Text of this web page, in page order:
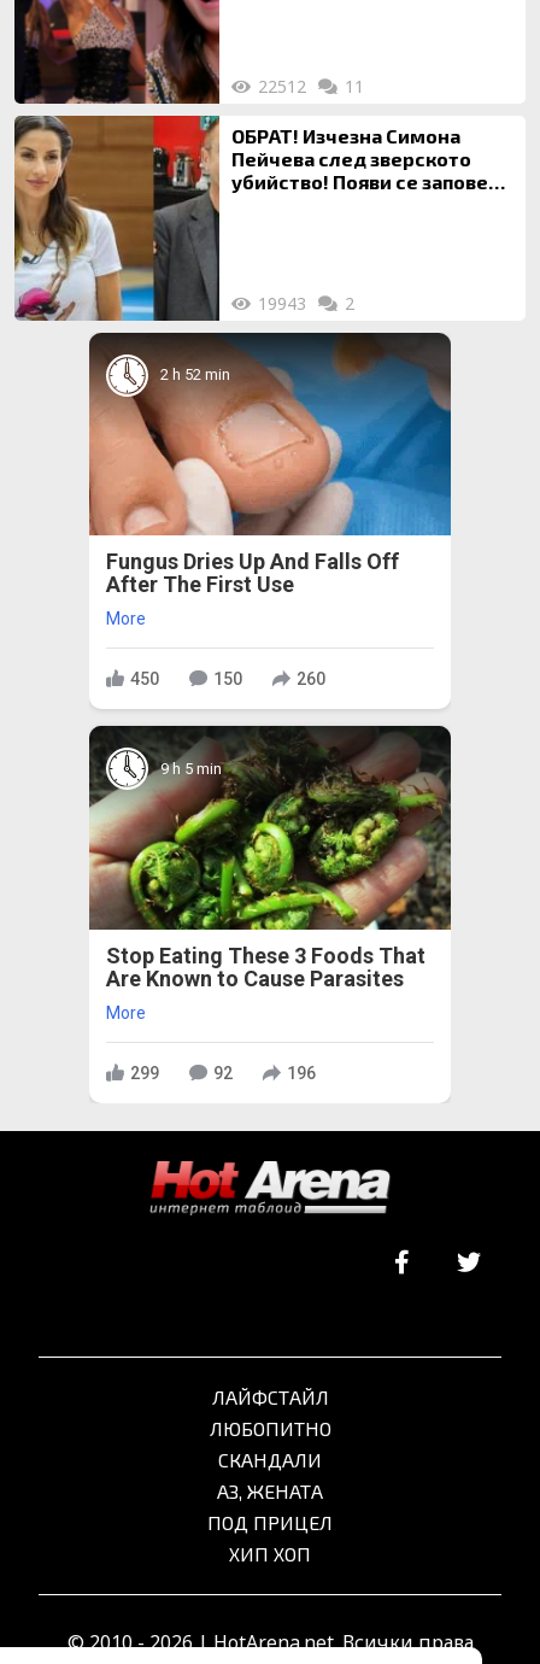
22512 11
ОБРАТ! Изчезна Симона
Пейчева след зверското
убийство! Появи се заповед
19943 2
2 h 52 min
Fungus Dries Up And Falls Off
After The First Use
More
450 150 260
9 h 5 min
Stop Eating These 3 Foods That
Are Known to Cause Parasites
More
299 92 196
ЛАЙФСТАЙЛ
ЛЮБОПИТНО
СКАНДАЛИ
АЗ, ЖЕНАТА
ПОД ПРИЦЕЛ
ХИП ХОП
© 2010 - 2026 | HotArena.net. Всички права